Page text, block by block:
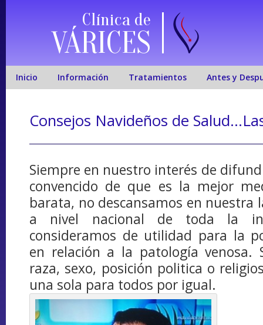
Clínica de
VÁRICES
Inicio Información Tratamientos Antes y
Consejos Navideños de
Siempre en nuestro interés de
convencido de que es la mejor
barata, no descansamos en nuestra
a nivel nacional de toda la
consideramos de utilidad para la
en relación a la patología venosa.
raza, sexo, posición politica o
una sola para todos por igual.